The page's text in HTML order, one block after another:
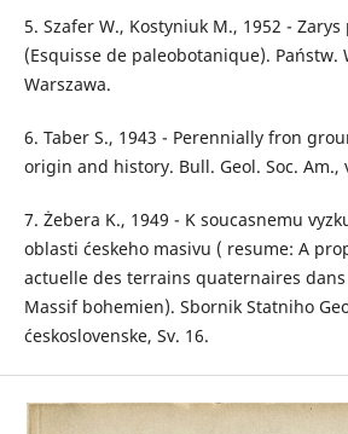
5. Szafer W., Kostyniuk M., 1952 -
(Esquisse de paleobotanique). Państw.
Warszawa.
6. Taber S., 1943 - Perennially fron
origin and history. Bull. Geol. Soc. Am.,
7. Żebera K., 1949 - K soucasnemu
oblasti ćeskeho masivu ( resume: A
actuelle des terrains quaternaires
Massif bohemien). Sbornik Statniho
ćeskoslovenske, Sv. 16.